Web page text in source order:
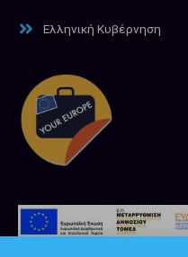
Ελληνική Κυβέρνηση